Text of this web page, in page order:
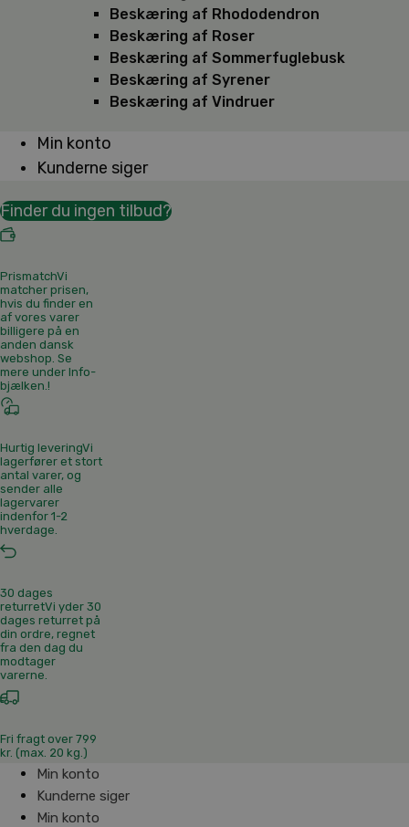
Beskæring af Rhododendron
Beskæring af Roser
Beskæring af Sommerfuglebusk
Beskæring af Syrener
Beskæring af Vindruer
Min konto
Kunderne siger
Finder du ingen tilbud?
PrismatchVi
matcher prisen,
hvis du finder en
af vores varer
billigere på en
anden dansk
webshop. Se
mere under Info-
bjælken.!
Hurtig leveringVi
lagerfører et stort
antal varer, og
sender alle
lagervarer
indenfor 1-2
hverdage.
30 dages
returretVi yder 30
dages returret på
din ordre, regnet
fra den dag du
modtager
varerne.
Fri fragt over 799
kr. (max. 20 kg.)
Min konto
Kunderne siger
Min konto